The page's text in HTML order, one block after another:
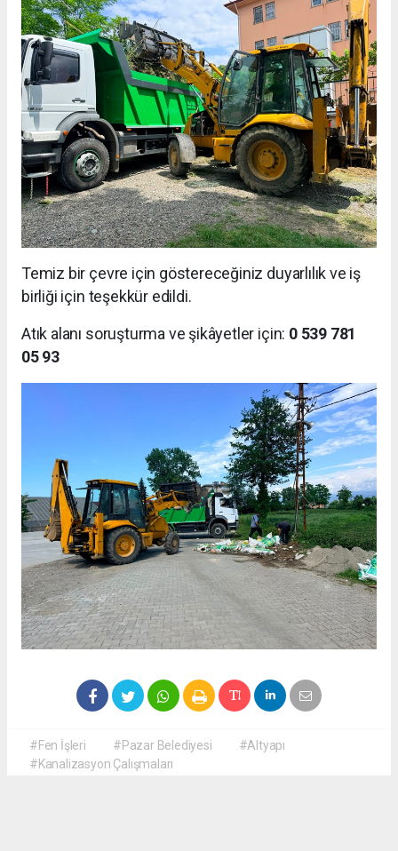
Temiz bir çevre için göstereceğiniz duyarlılık ve iş
birliği için teşekkür edildi.
Atık alanı soruşturma ve şikâyetler için: 0 539 781
05 93
#Fen İşleri #Pazar Belediyesi
#Altyapı
#Kanalizasyon Çalışmaları